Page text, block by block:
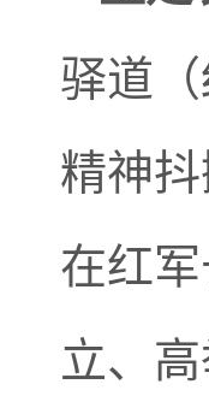
驿道
精神
在红
立、